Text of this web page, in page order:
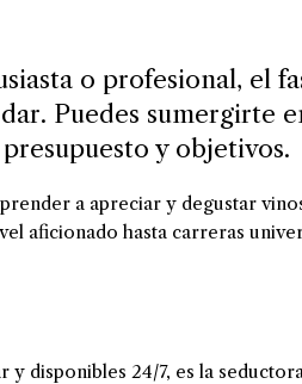
o profesional, el
Puedes sumergirte
y objetivos.
a apreciar y degustar
aficionado hasta carreras
disponibles 24/7, es la